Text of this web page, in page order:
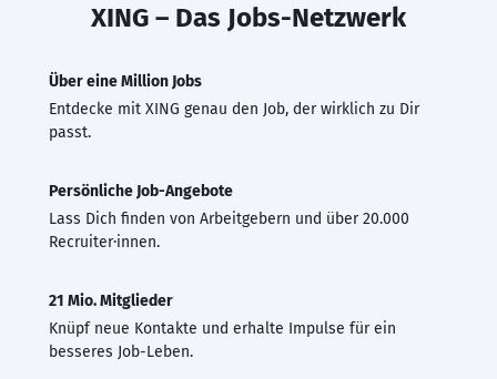
XING – Das Jobs-Netzwerk
Über eine Million Jobs
Entdecke mit XING genau den Job, der wirklich zu Dir
passt.
Persönliche Job-Angebote
Lass Dich finden von Arbeitgebern und über 20.000
Recruiter·innen.
21 Mio. Mitglieder
Knüpf neue Kontakte und erhalte Impulse für ein
besseres Job-Leben.